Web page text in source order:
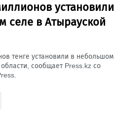
установили
селе в Атырауской
тенге установили в небольшом
сообщает Press.kz со